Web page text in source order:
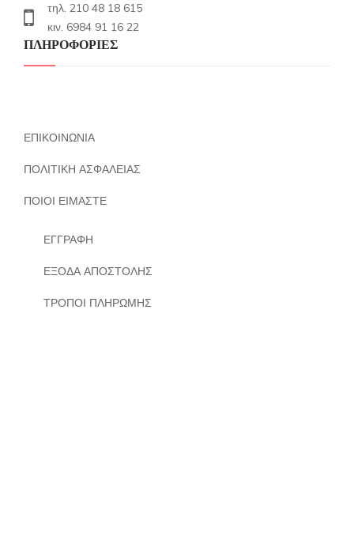
τηλ. 210 48 18 615
κιν. 6984 91 16 22
ΠΛΗΡΟΦΟΡΙΕΣ
ΕΠΙΚΟΙΝΩΝΙΑ
ΠΟΛΙΤΙΚΗ ΑΣΦΑΛΕΙΑΣ
ΠΟΙΟΙ ΕΙΜΑΣΤΕ
ΕΓΓΡΑΦΗ
ΕΞΟΔΑ ΑΠΟΣΤΟΛΗΣ
ΤΡΟΠΟΙ ΠΛΗΡΩΜΗΣ